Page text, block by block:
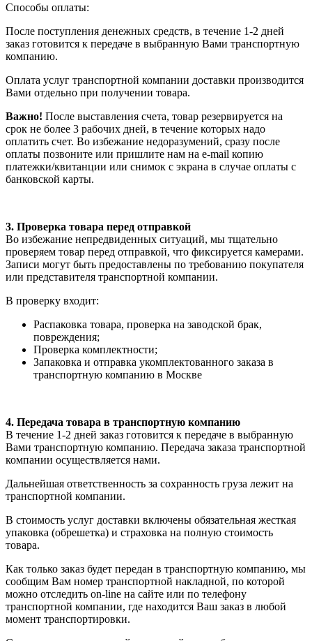
Способы оплаты:
После поступления денежных средств, в течение 1-2 дней
заказ готовится к передаче в выбранную Вами транспортную
компанию.
Оплата услуг транспортной компании доставки производится
Вами отдельно при получении товара.
Важно! После выставления счета, товар резервируется на
срок не более 3 рабочих дней, в течение которых надо
оплатить счет. Во избежание недоразумений, сразу после
оплаты позвоните или пришлите нам на e-mail копию
платежки/квитанции или снимок с экрана в случае оплаты с
банковской карты.
3. Проверка товара перед отправкой
Во избежание непредвиденных ситуаций, мы тщательно
проверяем товар перед отправкой, что фиксируется камерами.
Записи могут быть предоставлены по требованию покупателя
или представителя транспортной компании.
В проверку входит:
Распаковка товара, проверка на заводской брак,
повреждения;
Проверка комплектности;
Запаковка и отправка укомплектованного заказа в
транспортную компанию в Москве
4. Передача товара в транспортную компанию
В течение 1-2 дней заказ готовится к передаче в выбранную
Вами транспортную компанию. Передача заказа транспортной
компании осуществляется нами.
Дальнейшая ответственность за сохранность груза лежит на
транспортной компании.
В стоимость услуг доставки включены обязательная жесткая
упаковка (обрешетка) и страховка на полную стоимость
товара.
Как только заказ будет передан в транспортную компанию, мы
сообщим Вам номер транспортной накладной, по которой
можно отследить on-line на сайте или по телефону
транспортной компании, где находится Ваш заказ в любой
момент транспортировки.